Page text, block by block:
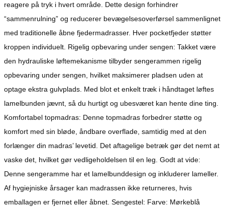
reagere på tryk i hvert område. Dette design forhindrer
“sammenrulning” og reducerer bevægelsesoverførsel sammenlignet
med traditionelle åbne fjedermadrasser. Hver pocketfjeder støtter
kroppen individuelt. Rigelig opbevaring under sengen: Takket være
den hydrauliske løftemekanisme tilbyder sengerammen rigelig
opbevaring under sengen, hvilket maksimerer pladsen uden at
optage ekstra gulvplads. Med blot et enkelt træk i håndtaget løftes
lamelbunden jævnt, så du hurtigt og ubesværet kan hente dine ting.
Komfortabel topmadras: Denne topmadras forbedrer støtte og
komfort med sin bløde, åndbare overflade, samtidig med at den
forlænger din madras’ levetid. Det aftagelige betræk gør det nemt at
vaske det, hvilket gør vedligeholdelsen til en leg. Godt at vide:
Denne sengeramme har et lamelbunddesign og inkluderer lameller.
Af hygiejniske årsager kan madrassen ikke returneres, hvis
emballagen er fjernet eller åbnet. Sengestel: Farve: Mørkeblå